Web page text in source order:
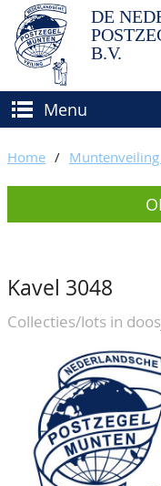
DE
B.V.
Menu
(VER)KOPEN
Hoe verkopen?
Voorwaarden
BIEDEN
CATALOGI/
KEURINGSDIENST
AGENDA
OVER ONS
Ons Team
80 jarig bestaan
CONTACT
ACCOUNT
Home /
Kavel 3048
Collecties/lots in